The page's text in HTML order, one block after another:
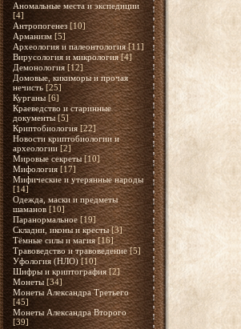
Аномальные места и экспедиции
[4]
Антропогенез [10]
Арманизм [5]
Археология и палеонтология [11]
Вирусология и микрология [4]
Демонология [12]
Домовые, кикиморы и прочая
нечисть [25]
Курганы [6]
Краеведство и старинные
документы [5]
Криптобиология [22]
Новости криптобиологии и
археологии [2]
Мировые секреты [10]
Мифология [17]
Мифические и утерянные народы
[14]
Одежда, маски и предметы
шаманов [10]
Паранормальное [19]
Складни, иконы и кресты [3]
Тёмные силы и магия [16]
Травоведство и травоведение [5]
Уфология (НЛО) [10]
Шифры и криптография [2]
Монеты [34]
Монеты Александра Третьего
[45]
Монеты Александра Второго
[39]